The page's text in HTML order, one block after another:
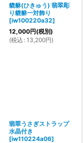
貔貅(ひきゅう) 翡翠彫
り貔貅一対飾り
[iw100220a32]
12,000円(税別)
(税込 : 13,200円)
翡翠うさぎストラップ
水晶付き
[iw110224a06]